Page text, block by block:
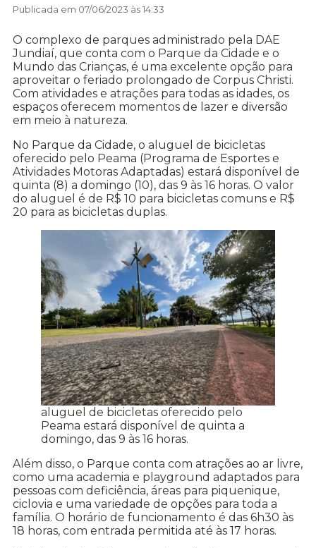
Publicada em 07/06/2023 às 14:33
O complexo de parques administrado pela DAE
Jundiaí, que conta com o Parque da Cidade e o
Mundo das Crianças, é uma excelente opção para
aproveitar o feriado prolongado de Corpus Christi.
Com atividades e atrações para todas as idades, os
espaços oferecem momentos de lazer e diversão
em meio à natureza.
No Parque da Cidade, o aluguel de bicicletas
oferecido pelo Peama (Programa de Esportes e
Atividades Motoras Adaptadas) estará disponível de
quinta (8) a domingo (10), das 9 às 16 horas. O valor
do aluguel é de R$ 10 para bicicletas comuns e R$
20 para as bicicletas duplas.
aluguel de bicicletas oferecido pelo
Peama estará disponível de quinta a
domingo, das 9 às 16 horas.
Além disso, o Parque conta com atrações ao ar livre,
como uma academia e playground adaptados para
pessoas com deficiência, áreas para piquenique,
ciclovia e uma variedade de opções para toda a
família. O horário de funcionamento é das 6h30 às
18 horas, com entrada permitida até às 17 horas.